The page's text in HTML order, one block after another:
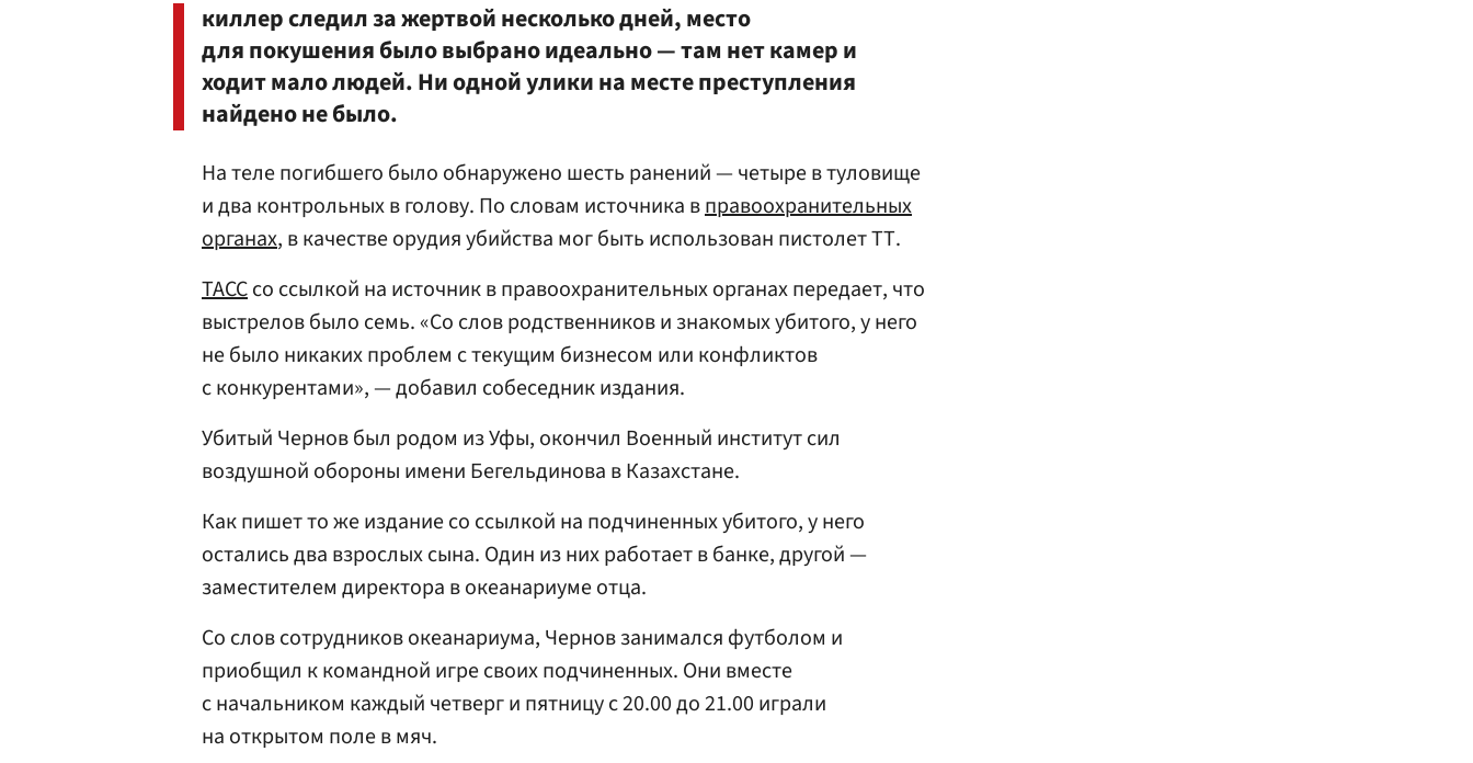
киллер следил за жертвой несколько дней, место
для покушения было выбрано идеально — там нет камер и
ходит мало людей. Ни одной улики на месте преступления
найдено не было.
На теле погибшего было обнаружено шесть ранений — четыре в туловище
и два контрольных в голову. По словам источника вправоохранительных
органах, в качестве орудия убийства мог быть использован пистолет ТТ.
ТАССсо ссылкой на источник в правоохранительных органах передает, что
выстрелов было семь. «Со слов родственников и знакомых убитого, у него
не было никаких проблем с текущим бизнесом или конфликтов
с конкурентами», — добавил собеседник издания.
Убитый Чернов был родом из Уфы, окончил Военный институт сил
воздушной обороны имени Бегельдинова в Казахстане.
Как пишет то же издание со ссылкой на подчиненных убитого, у него
остались два взрослых сына. Один из них работает в банке, другой —
заместителем директора в океанариуме отца.
Со слов сотрудников океанариума, Чернов занимался футболом и
приобщил к командной игре своих подчиненных. Они вместе
с начальником каждый четверг и пятницу с 20.00 до 21.00 играли
на открытом поле в мяч.